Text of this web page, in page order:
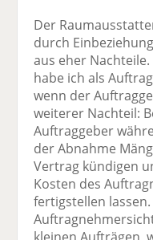
Der
durch
aus eher Nachteile.
habe ich als
wenn der
weiterer Nachteil:
Auftraggeber
der Abnahme
Vertrag kündigen
Kosten des
fertigstellen lassen.